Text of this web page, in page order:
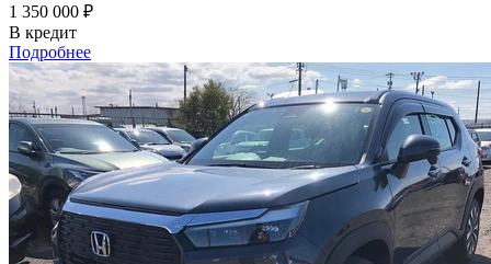
1 350 000 ₽
В кредит
Подробнее